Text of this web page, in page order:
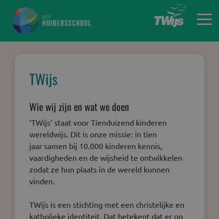
TWijs
Wie wij zijn en wat we doen
‘TWijs’ staat voor Tienduizend kinderen
wereldwijs. Dit is onze missie: in tien
jaar samen bij 10.000 kinderen kennis,
vaardigheden en de wijsheid te ontwikkelen
zodat ze hun plaats in de wereld kunnen
vinden.
TWijs is een stichting met een christelijke en
katholieke identiteit. Dat betekent dat er op